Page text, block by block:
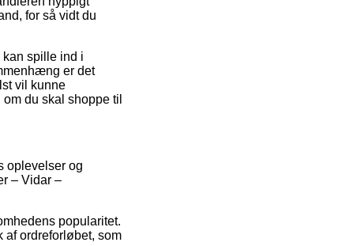
for så vidt du
kan spille ind i
er det
vil kunne
du skal shoppe til
oplevelser og
– Vidar –
popularitet.
af ordreforløbet, som